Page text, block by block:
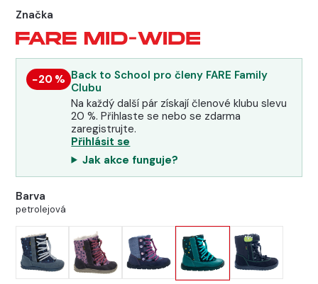
Značka
−20 % Back to School pro členy FARE Family
Clubu
Na každý další pár získají členové klubu slevu
20 %. Přihlaste se nebo se zdarma
zaregistrujte.
Přihlásit se
Jak akce funguje?
Barva
petrolejová